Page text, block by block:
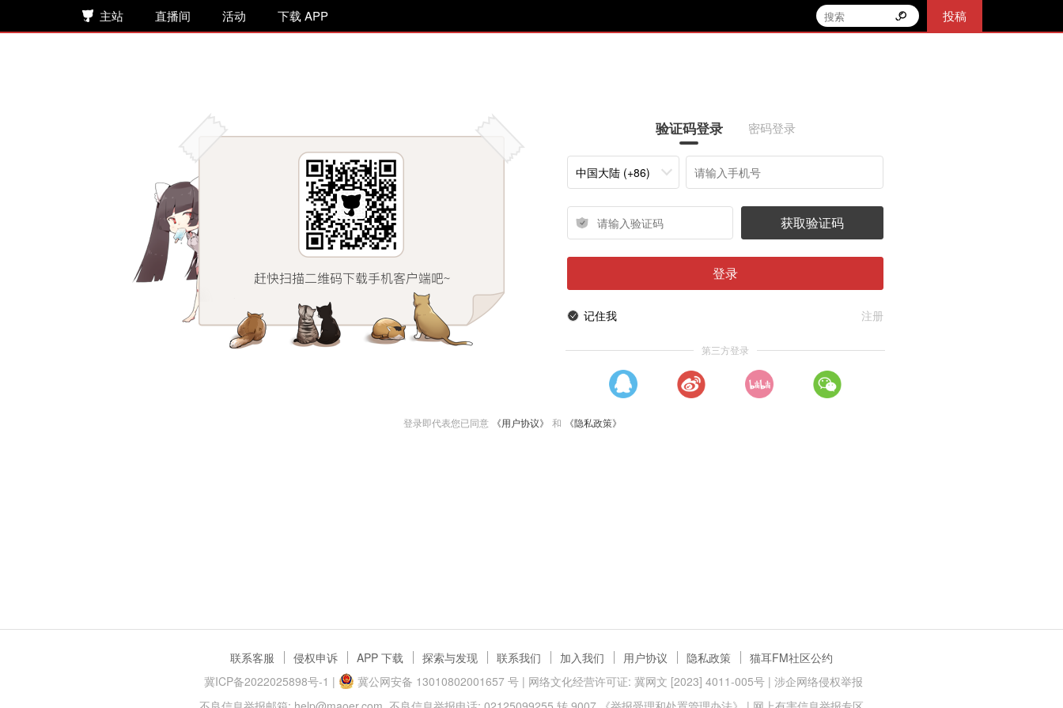
主站 直播间 活动 下载 APP 投稿
验证码登录 密码登录
中国大陆 (+86)
获取验证码
登录
记住我 注册
第三方登录
登录即代表您已同意 《用户协议》 和 《隐私政策》
联系客服 侵权申诉 APP 下载 探索与发现 联系我们 加入我们 用户协议 隐私政策
猫耳FM社区公约
冀ICP备2022025898号-1 | 冀公网安备 13010802001657 号| 网络文化经营许可证: 冀网文 [2023] 4011-005号 | 涉企网络侵权举报